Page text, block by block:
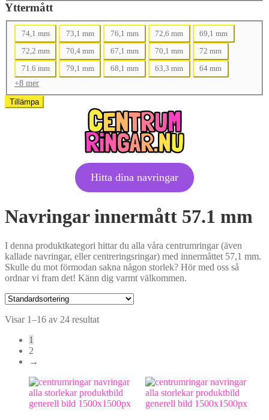
Navringar innermått 57.1 mm
I denna produktkategori hittar du alla våra centrumringar (även
kallade navringar, eller centreringsringar) med innermåttet 57,1 mm.
Skulle du mot förmodan sakna någon storlek? Hör med oss så
ordnar vi fram det! Känn dig varmt välkommen.
Visar 1–16 av 24 resultat
1
2
→
Yttermått
Yttermått
74,1 mm 73,1 mm 76,1 mm 72,6 mm 69,1 mm
72,2 mm 70,4 mm 67,1 mm 70,1 mm 72 mm
71.6 mm 79,1 mm 68,1 mm 63,3 mm 64 mm
+8 mer
Tillämpa
Hitta dina navringar